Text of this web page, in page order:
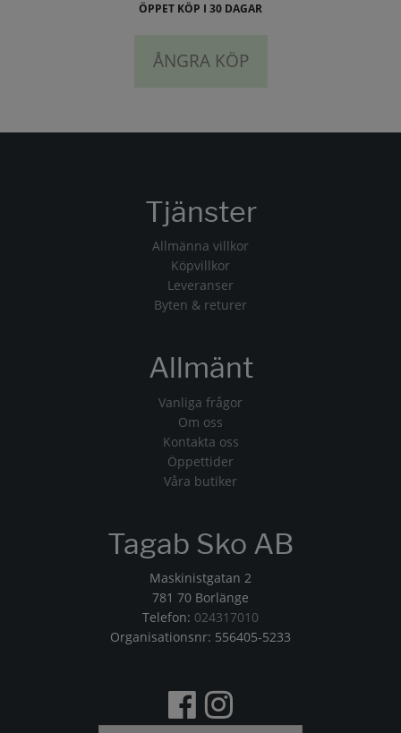
ÖPPET KÖP I 30 DAGAR
ÅNGRA KÖP
Tjänster
Allmänna villkor
Köpvillkor
Leveranser
Byten & returer
Allmänt
Vanliga frågor
Om oss
Kontakta oss
Öppettider
Våra butiker
Tagab Sko AB
Maskinistgatan 2
781 70 Borlänge
Telefon: 024317010
Organisationsnr: 556405-5233